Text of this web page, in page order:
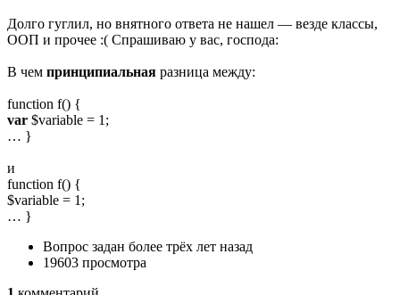
Долго гуглил, но внятного ответа не нашел — везде классы,
ООП и прочее :( Спрашиваю у вас, господа:
В чем принципиальная разница между:
function f() {
var $variable = 1;
… }
и
function f() {
$variable = 1;
… }
Вопрос задан более трёх лет назад
19603 просмотра